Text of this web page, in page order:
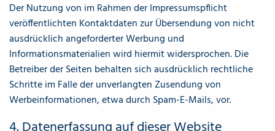
Der Nutzung von im Rahmen der Impressumspflicht
veröffentlichten Kontaktdaten zur Übersendung von nicht
ausdrücklich angeforderter Werbung und
Informationsmaterialien wird hiermit widersprochen. Die
Betreiber der Seiten behalten sich ausdrücklich rechtliche
Schritte im Falle der unverlangten Zusendung von
Werbeinformationen, etwa durch Spam-E-Mails, vor.